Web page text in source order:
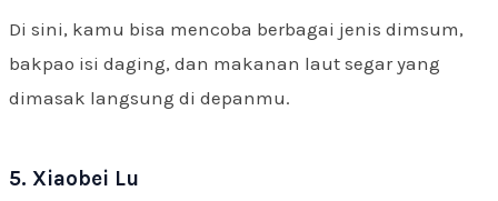
Di sini, kamu bisa mencoba berbagai jenis dimsum,
bakpao isi daging, dan makanan laut segar yang
dimasak langsung di depanmu.
5. Xiaobei Lu